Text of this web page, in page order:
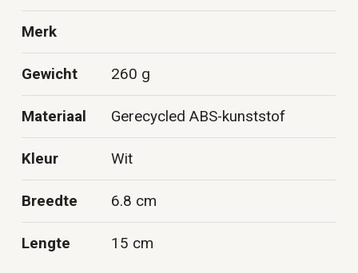
Merk
Gewicht 260 g
Materiaal Gerecycled ABS-kunststof
Kleur Wit
Breedte 6.8 cm
Lengte 15 cm